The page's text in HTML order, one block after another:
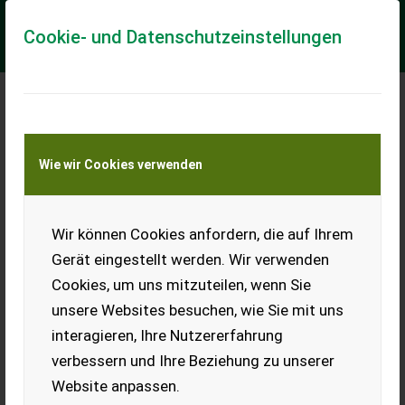
Cookie- und Datenschutzeinstellungen
Wie wir Cookies verwenden
Wir können Cookies anfordern, die auf Ihrem
Gerät eingestellt werden. Wir verwenden
Cookies, um uns mitzuteilen, wenn Sie
unsere Websites besuchen, wie Sie mit uns
interagieren, Ihre Nutzererfahrung
verbessern und Ihre Beziehung zu unserer
Website anpassen.
Meine Transportkostenanfrage
Transport von Land- und Baumaschinen –
KEINE Tiertransporte
Verkaufe
Schwarzmüller
Ballenanhänger
Verkaufe Schwarzmüller
Ballenanhänger. Wände sind
auch vorhanden. Bei
Interesse gerne melden.
EUR 0